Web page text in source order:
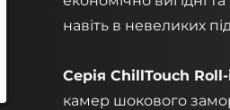
навіть в невеликих
Серія ChillTouch
камер шокового